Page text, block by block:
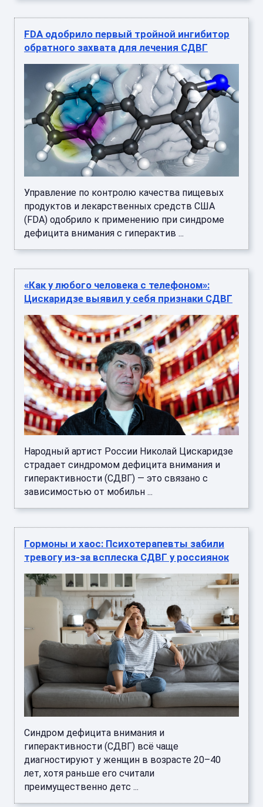
FDA одобрило первый тройной ингибитор
обратного захвата для лечения СДВГ
Управление по контролю качества пищевых
продуктов и лекарственных средств США
(FDA) одобрило к применению при синдроме
дефицита внимания с гиперактив ...
«Как у любого человека с телефоном»:
Цискаридзе выявил у себя признаки СДВГ
Народный артист России Николай Цискаридзе
страдает синдромом дефицита внимания и
гиперактивности (СДВГ) — это связано с
зависимостью от мобильн ...
Гормоны и хаос: Психотерапевты забили
тревогу из-за всплеска СДВГ у россиянок
Синдром дефицита внимания и
гиперактивности (СДВГ) всё чаще
диагностируют у женщин в возрасте 20–40
лет, хотя раньше его считали
преимущественно детс ...